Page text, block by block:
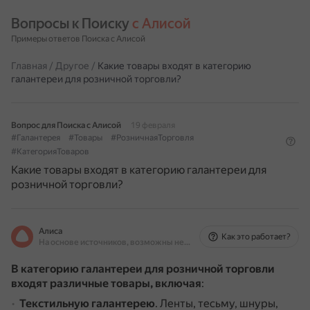
Вопросы к Поиску с Алисой
Примеры ответов Поиска с Алисой
Главная / Другое / Какие товары входят в категорию
галантереи для розничной торговли?
Вопрос для Поиска с Алисой
19 февраля
#Галантерея
#Товары
#РозничнаяТорговля
#КатегорияТоваров
Какие товары входят в категорию галантереи для
розничной торговли?
Алиса
На основе источников, возможны неточности
Как это работает?
В категорию галантереи для розничной торговли
входят различные товары, включая:
Текстильную галантерею. Ленты, тесьму, шнуры,